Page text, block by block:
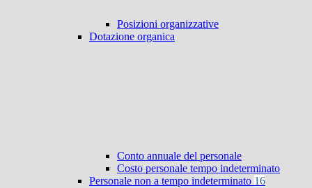
Posizioni organizzative
Dotazione organica
Conto annuale del personale
Costo personale tempo indeterminato
Personale non a tempo indeterminato 16